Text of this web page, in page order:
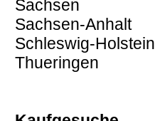
Sachsen
Sachsen-Anhalt
Schleswig-Holstein
Thueringen